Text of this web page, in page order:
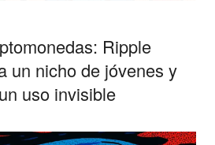
Ripple
un nicho de jóvenes y
uso invisible